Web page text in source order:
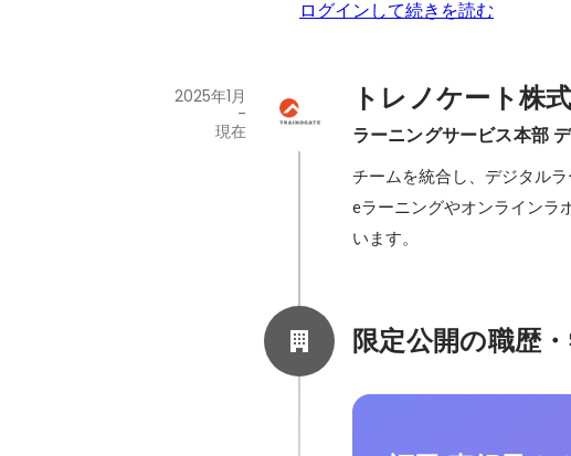
ログインして続きを読む
トレノケート株
ラーニングサービス本部
2025年1月
-
現在
チームを統合し、デジタルラ
eラーニングやオンラインラ
います。
限定公開の職歴